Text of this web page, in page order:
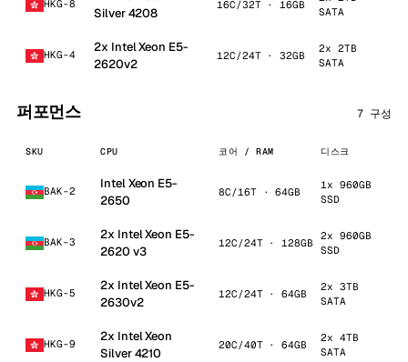
HKG-8
Silver 4208
16C/32T · 16GB
SATA
HKG-4
2x Intel Xeon E5-
2620v2
12C/24T · 32GB
2x 2TB
SATA
퍼포먼스 7 구성
SKU CPU 코어 / RAM 디스크
BAK-2
Intel Xeon E5-
2650
8C/16T · 64GB
1x 960GB
SSD
BAK-3
2x Intel Xeon E5-
2620 v3
12C/24T · 128GB
2x 960GB
SSD
HKG-5
2x Intel Xeon E5-
2630v2
12C/24T · 64GB
2x 3TB
SATA
HKG-9
2x Intel Xeon
Silver 4210
20C/40T · 64GB
2x 4TB
SATA